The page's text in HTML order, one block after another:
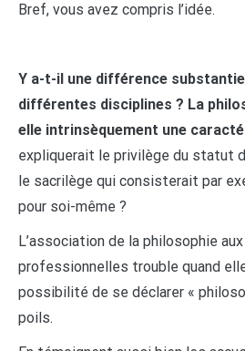
Bref, vous avez compris l’idée.
Y a-t-il une différence
différentes disciplines ? La
elle intrinsèquement une
expliquerait le privilège du statut
le sacrilège qui consisterait par
pour soi-même ?
L’association de la philosophie
professionnelles trouble quand
possibilité de se déclarer «
poils.